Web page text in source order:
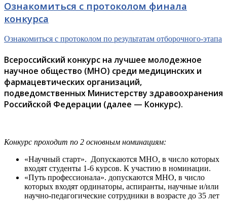
Ознакомиться с протоколом финала
конкурса
Ознакомиться с протоколом по результатам отборочного-этапа
Всероссийский конкурс на лучшее молодежное
научное общество (МНО) среди медицинских и
фармацевтических организаций,
подведомственных Министерству здравоохранения
Российской Федерации (далее — Конкурс).
Конкурс проходит по 2 основным номинациям:
«Научный старт». Допускаются МНО, в число которых
входят студенты 1-6 курсов. К участию в номинации.
«Путь профессионала». допускаются МНО, в число
которых входят ординаторы, аспиранты, научные и/или
научно-педагогические сотрудники в возрасте до 35 лет